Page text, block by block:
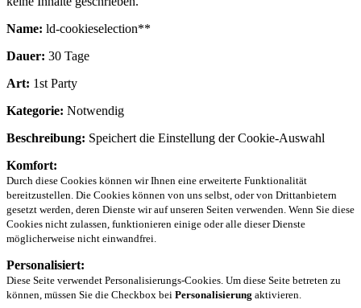
Name: ld-cookieselection**
Dauer: 30 Tage
Art: 1st Party
Kategorie: Notwendig
Beschreibung: Speichert die Einstellung der Cookie-Auswahl
Komfort:
Durch diese Cookies können wir Ihnen eine erweiterte Funktionalität
bereitzustellen. Die Cookies können von uns selbst, oder von Drittanbietern
gesetzt werden, deren Dienste wir auf unseren Seiten verwenden. Wenn Sie diese
Cookies nicht zulassen, funktionieren einige oder alle dieser Dienste
möglicherweise nicht einwandfrei.
Personalisiert:
Diese Seite verwendet Personalisierungs-Cookies. Um diese Seite betreten zu
können, müssen Sie die Checkbox bei Personalisierung aktivieren.